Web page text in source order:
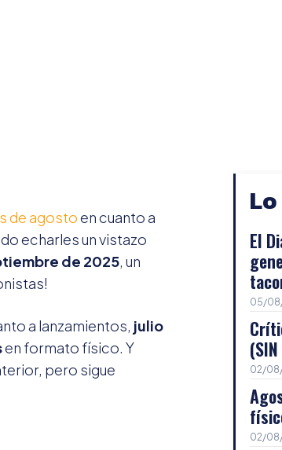
de agostoen cuanto a
echarles un vistazo
de 2025, un
a lanzamientos, julio
en formato físico. Y
pero sigue
El
05/
02/
02/